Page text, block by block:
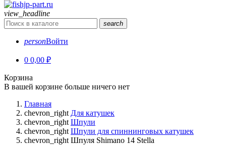
view_headline
search
personВойти
0 0,00 ₽
Корзина
В вашей корзине больше ничего нет
Главная
chevron_right Для катушек
chevron_right Шпули
chevron_right Шпули для спиннинговых катушек
chevron_right Шпуля Shimano 14 Stella